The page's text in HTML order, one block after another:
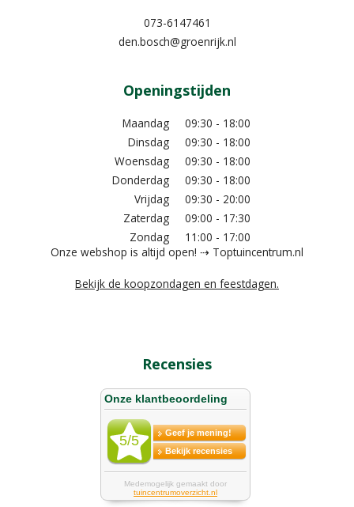
073-6147461
den.bosch@groenrijk.nl
Openingstijden
Maandag
09:30 - 18:00
Dinsdag
09:30 - 18:00
Woensdag
09:30 - 18:00
Donderdag
09:30 - 18:00
Vrijdag
09:30 - 20:00
Zaterdag
09:00 - 17:30
Zondag
11:00 - 17:00
Onze webshop is altijd open! ⇢ Toptuincentrum.nl
Bekijk de koopzondagen en feestdagen.
Recensies